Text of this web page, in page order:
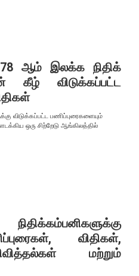
மற்றும்
மாற்றுதல்
பயன்படுத்தல்
ஆம் இலக்க நிதிக்
கீழ் விடுக்கப்பட்ட
விடுக்கப்பட்ட பணிப்புரைகளையும்
ஒரு சிற்றேடு ஆங்கிலத்தில்
விதிகள்,
மற்றும்